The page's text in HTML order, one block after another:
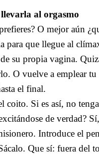
al orgasmo
O mejor aún
para que llegue al
su propia vagina.
O vuelve a emplear
el final.
coito. Si es así, no
de verdad?
Introduce el
Que sí: fuera del